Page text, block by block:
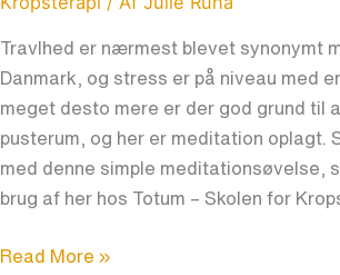
Travlhed er nærmest blevet synonymt
Danmark, og stress er på niveau med
meget desto mere er der god grund til
pusterum, og her er meditation oplagt.
med denne simple meditationsøvelse,
brug af her hos Totum – Skolen for
Read More »